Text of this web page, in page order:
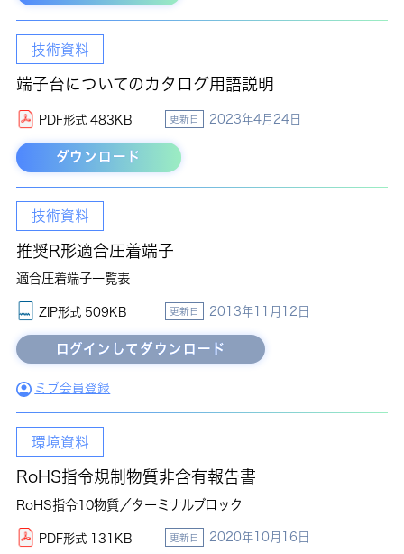
技術資料
端子台についてのカタログ用語説明
PDF形式 483KB 更新日 2023年4月24日
ダウンロード
技術資料
推奨R形適合圧着端子
適合圧着端子一覧表
ZIP形式 509KB 更新日 2013年11月12日
ミブ会員登録
環境資料
RoHS指令規制物質非含有報告書
RoHS指令10物質／ターミナルブロック
PDF形式 131KB 更新日 2020年10月16日